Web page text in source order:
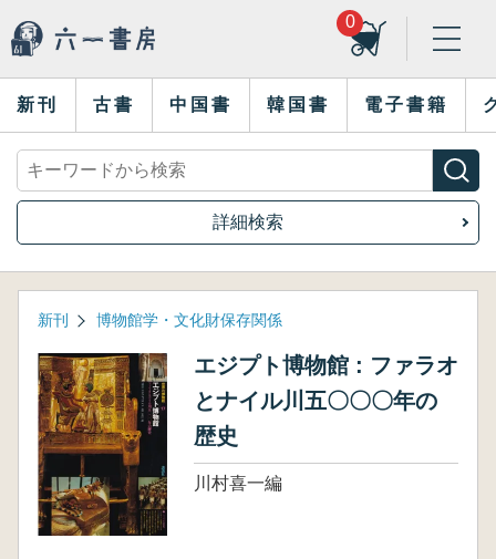
0
新刊 古書 中国書 韓国書 電子書籍
詳細検索
新刊 博物館学・文化財保存関係
エジプト博物館 : ファラオ
とナイル川五〇〇〇年の
歴史
川村喜一編